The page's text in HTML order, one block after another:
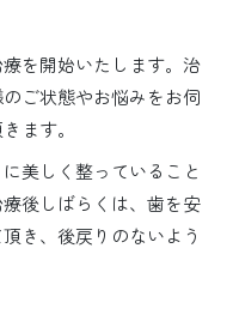
を開始いたします。治
ご状態やお悩みをお伺
ます。
美しく整っていること
後しばらくは、歯を安
き、後戻りのないよう